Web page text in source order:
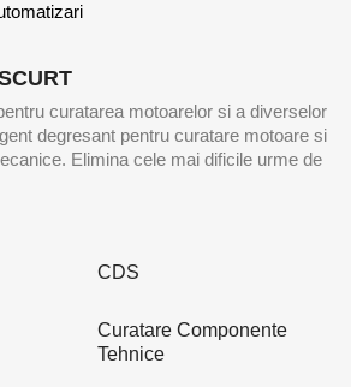
curatarea motoarelor si a diverselor
degresant pentru curatare motoare si
Elimina cele mai dificile urme de
CDS
Curatare Componente
Tehnice